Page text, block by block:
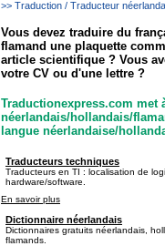
>> Traduction / Traducteur
Vous devez traduire du
flamand une plaquette
article scientifique ? Vous
votre CV ou d'une lettre ?
Traductionexpress.com met
néerlandais/hollandais/
langue néerlandaise/
Traducteurs techniques
Traducteurs en TI : localisation de
hardware/software.
En savoir plus
Dictionnaire néerlandais
Dictionnaires gratuits néerlandais,
flamands.